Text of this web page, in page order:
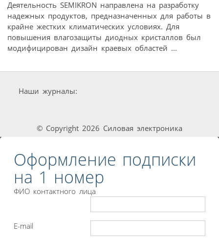
Деятельность SEMIKRON направлена на разработку
надежных продуктов, предназначенных для работы в
крайне жестких климатических условиях. Для
повышения влагозащиты диодных кристаллов был
модифицирован дизайн краевых областей ...
Наши журналы:
© Copyright 2026 Силовая электроника
Оформление подписки
на 1 номер
ФИО контактного лица
E-mail